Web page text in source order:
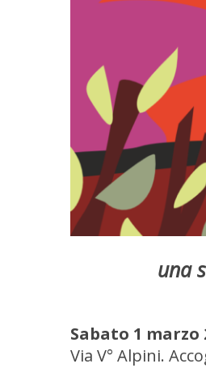
una
Sabato 1 marzo
Via V° Alpini.